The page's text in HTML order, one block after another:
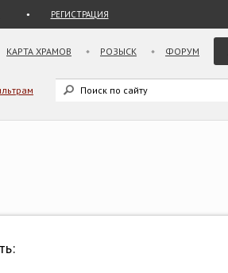
РЕГИСТРАЦИЯ
КАРТА ХРАМОВ РОЗЫСК ФОРУМ